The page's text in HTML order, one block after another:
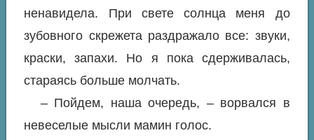
ненавидела. При свете солнца меня до
зубовного скрежета раздражало все: звуки,
краски, запахи. Но я пока сдерживалась,
стараясь больше молчать.
– Пойдем, наша очередь, – ворвался в
невеселые мысли мамин голос.